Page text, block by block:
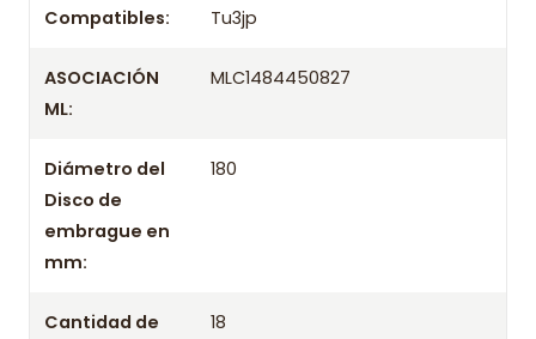
Compatibles:
Tu3jp
ASOCIACIÓN
ML:
MLC1484450827
Diámetro del
Disco de
embrague en
mm:
180
Cantidad de
18